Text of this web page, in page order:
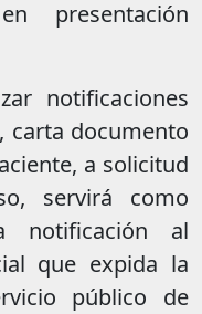
presentación
notificaciones
carta documento
a solicitud
servirá como
notificación al
que expida la
público de